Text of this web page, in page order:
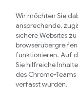
Wir möchten Sie
ansprechende,
sichere Websites
funktionieren. Auf
Sie hilfreiche
des Chrome-
verfasst wurden.